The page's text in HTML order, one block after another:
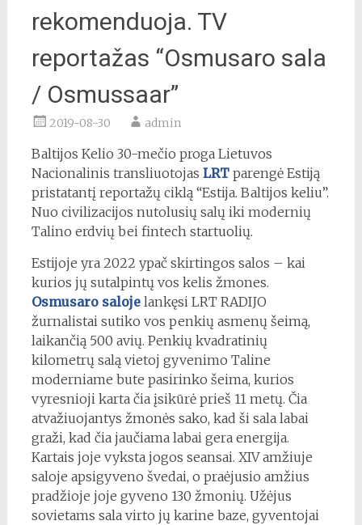
rekomenduoja. TV
reportažas “Osmusaro sala
/ Osmussaar”
2019-08-30 admin
Baltijos Kelio 30-mečio proga Lietuvos
Nacionalinis transliuotojas LRTparengė Estiją
pristatantį reportažų ciklą “Estija. Baltijos keliu”.
Nuo civilizacijos nutolusių salų iki modernių
Talino erdvių bei fintech startuolių.
Estijoje yra 2022 ypač skirtingos salos – kai
kurios jų sutalpintų vos kelis žmones.
Osmusaro salojelankęsi LRT RADIJO
žurnalistai sutiko vos penkių asmenų šeimą,
laikančią 500 avių. Penkių kvadratinių
kilometrų salą vietoj gyvenimo Taline
moderniame bute pasirinko šeima, kurios
vyresnioji karta čia įsikūrė prieš 11 metų. Čia
atvažiuojantys žmonės sako, kad ši sala labai
graži, kad čia jaučiama labai gera energija.
Kartais joje vyksta jogos seansai. XIV amžiuje
saloje apsigyveno švedai, o praėjusio amžius
pradžioje joje gyveno 130 žmonių. Užėjus
sovietams sala virto jų karine baze, gyventojai